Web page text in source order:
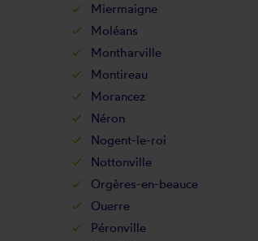
Miermaigne
Moléans
Montharville
Montireau
Morancez
Néron
Nogent-le-roi
Nottonville
Orgères-en-beauce
Ouerre
Péronville